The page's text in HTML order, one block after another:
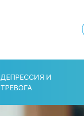
ДЕПРЕССИЯ И
ТРЕВОГА